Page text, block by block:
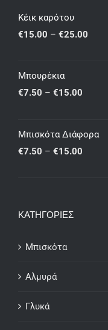
Κέικ καρότου
€15.00 – €25.00
Μπουρέκια
€7.50 – €15.00
through
Μπισκότα Διάφορα
€7.50 – €15.00
ΚΑΤΗΓΟΡΙΕΣ
Μπισκότα
Αλμυρά
Γλυκά